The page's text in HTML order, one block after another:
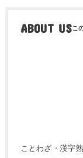
ABOUT US
ことわざ・漢字